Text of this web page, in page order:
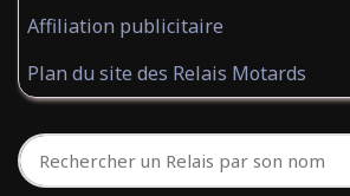
Affiliation publicitaire
Plan du site des Relais Motards